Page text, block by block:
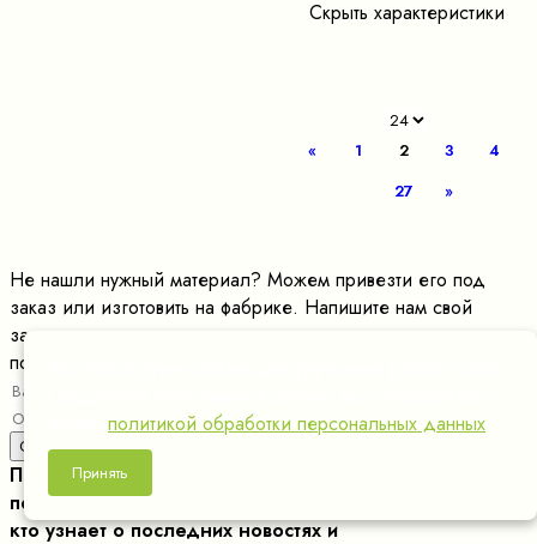
Скрыть характеристики
« 1 2 3
4
27
»
Не нашли нужный материал? Можем привезти его под
заказ или изготовить на фабрике. Напишите нам свой
запрос и мы просчитаем индивидуальные условия
поставки!
Подпишитесь на нашу рассылку, и станьте одним из
первых,
кто узнает о последних новостях и
политикой обработки персональных данных
Принять